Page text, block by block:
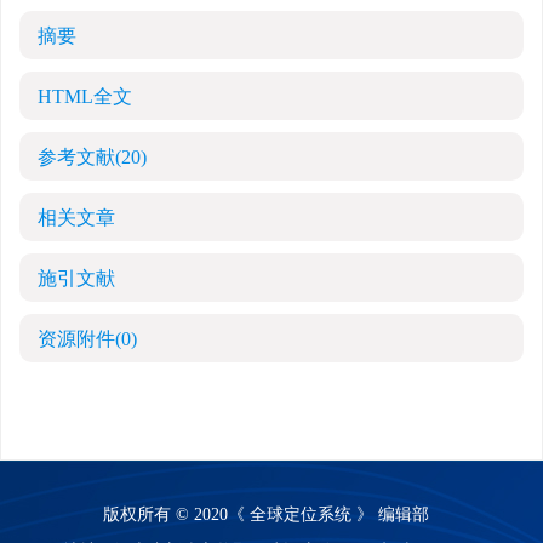
摘要
HTML全文
参考文献(20)
相关文章
施引文献
资源附件(0)
版权所有 © 2020《 全球定位系统 》 编辑部